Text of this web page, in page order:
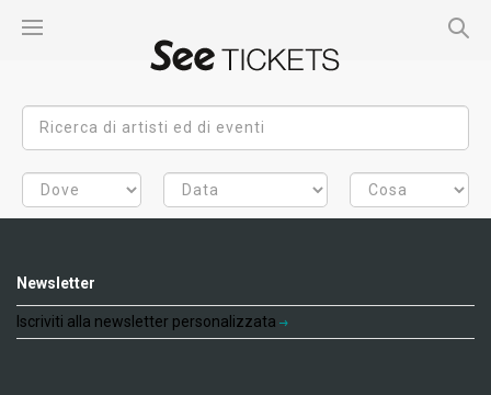
Newsletter
Iscriviti alla newsletter personalizzata